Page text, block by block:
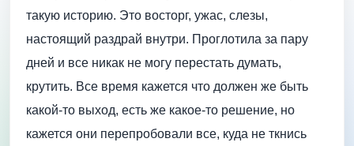
такую историю. Это восторг, ужас, слезы,
настоящий раздрай внутри. Проглотила за пару
дней и все никак не могу перестать думать,
крутить. Все время кажется что должен же быть
какой-то выход, есть же какое-то решение, но
кажется они перепробовали все, куда не ткнись